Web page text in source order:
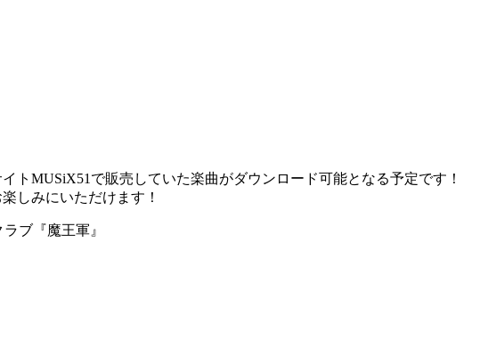
MUSiX51で販売していた楽曲がダウンロード可能となる予定です！
しみにいただけます！